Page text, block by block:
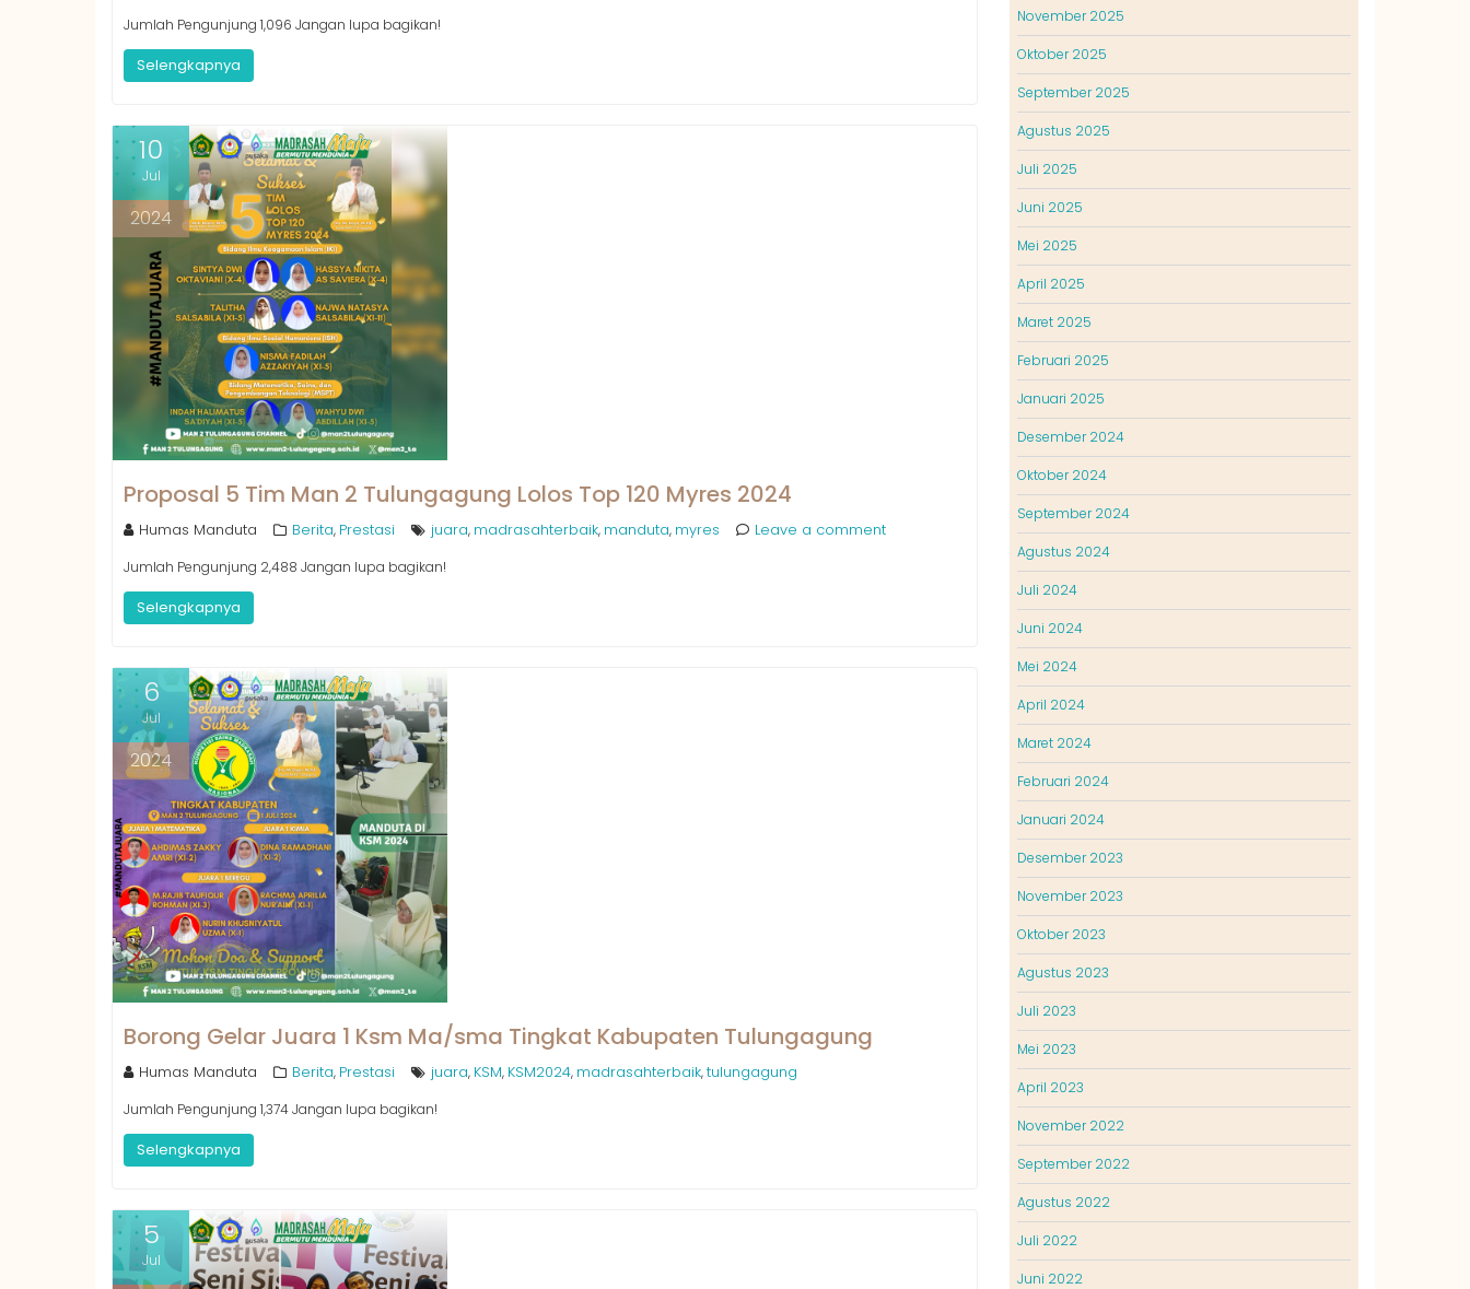
Jumlah Pengunjung 1,096 Jangan lupa bagikan!
Selengkapnya
10
Jul
2024
Proposal 5 Tim Man 2 Tulungagung Lolos Top 120 Myres 2024
Humas Manduta Berita, Prestasi juara, madrasahterbaik, manduta, myres Leave a comment
Jumlah Pengunjung 2,488 Jangan lupa bagikan!
Selengkapnya
6
Jul
2024
Borong Gelar Juara 1 Ksm Ma/sma Tingkat Kabupaten Tulungagung
Humas Manduta Berita, Prestasi juara, KSM, KSM2024, madrasahterbaik,tulungagung
Jumlah Pengunjung 1,374 Jangan lupa bagikan!
Selengkapnya
5
Jul
November 2025
Oktober 2025
September 2025
Agustus 2025
Juli 2025
Juni 2025
Mei 2025
April 2025
Maret 2025
Februari 2025
Januari 2025
Desember 2024
Oktober 2024
September 2024
Agustus 2024
Juli 2024
Juni 2024
Mei 2024
April 2024
Maret 2024
Februari 2024
Januari 2024
Desember 2023
November 2023
Oktober 2023
Agustus 2023
Juli 2023
Mei 2023
April 2023
November 2022
September 2022
Agustus 2022
Juli 2022
Juni 2022